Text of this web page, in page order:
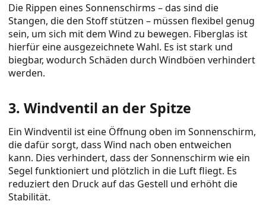
Die Rippen eines Sonnenschirms – das sind die
Stangen, die den Stoff stützen – müssen flexibel genug
sein, um sich mit dem Wind zu bewegen. Fiberglas ist
hierfür eine ausgezeichnete Wahl. Es ist stark und
biegbar, wodurch Schäden durch Windböen verhindert
werden.
3. Windventil an der Spitze
Ein Windventil ist eine Öffnung oben im Sonnenschirm,
die dafür sorgt, dass Wind nach oben entweichen
kann. Dies verhindert, dass der Sonnenschirm wie ein
Segel funktioniert und plötzlich in die Luft fliegt. Es
reduziert den Druck auf das Gestell und erhöht die
Stabilität.